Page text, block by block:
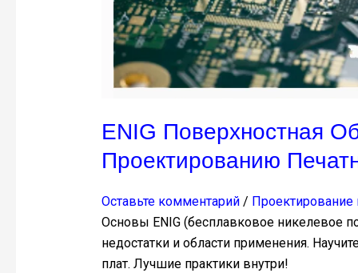
ENIG Поверхностная
Проектированию
Оставьте комментарий / Проектирование
Основы ENIG (бесплавковое никелевое
недостатки и области применения.
плат. Лучшие практики внутри!
плат